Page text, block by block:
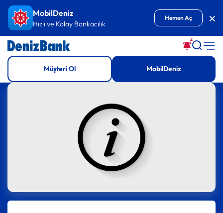
İçeriğe GitMobilDeniz
Hızlı ve Kolay Bankacılık
Hemen Aç
2
Müşteri Ol MobilDeniz